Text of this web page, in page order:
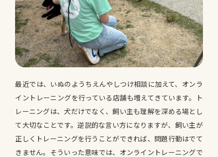
最近では、いぬのようちえんやしつけ相談に加えて、オンラ
イントレーニングを行っている店舗も増えてきています。ト
レーニングは、犬だけでなく、飼い主も理解を深める場とし
て大切なことです。逆説的な言い方になりますが、飼い主が
正しくトレーニングを行うことができれば、問題行動はでて
きません。そういった意味では、オンライントレーニングで